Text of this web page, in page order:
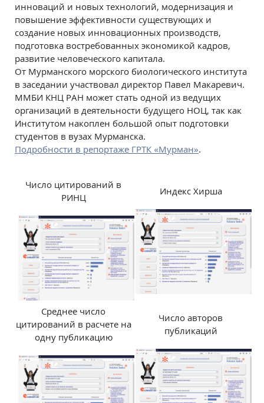
инноваций и новых технологий, модернизация и
повышение эффективности существующих и
создание новых инновационных производств,
подготовка востребованных экономикой кадров,
развитие человеческого капитала.
От Мурманского морского биологического института
в заседании участвовал директор Павел Макаревич.
ММБИ КНЦ РАН может стать одной из ведущих
организаций в деятельности будущего НОЦ, так как
Институтом накоплен большой опыт подготовки
студентов в вузах Мурманска.
Подробности в репортаже ГРТК «Мурман».
Число цитирований в
РИНЦ
Индекс Хирша
Среднее число
цитирований в расчете на
одну публикацию
Число авторов
публикаций